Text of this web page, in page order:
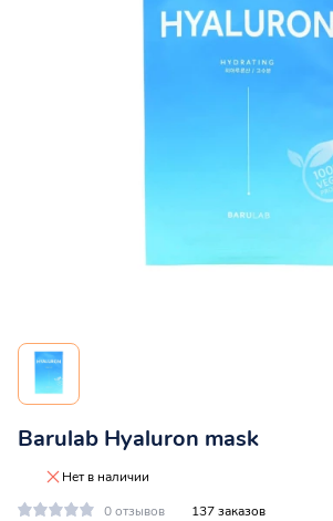
Barulab Hyaluron mask
Нет в наличии
0 отзывов
137 заказов